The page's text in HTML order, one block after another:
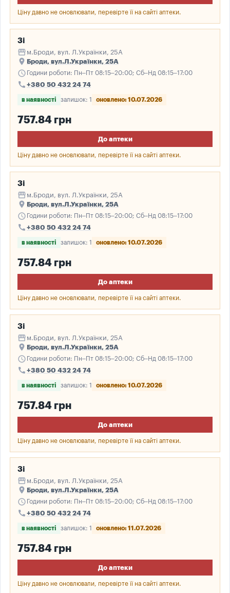
Ціну давно не оновлювали, перевірте її на сайті аптеки.
3і
storefront м.Броди, вул. Л.Українки, 25А
place Броди, вул.Л.Українки, 25А
schedule Години роботи: Пн–Пт 08:15–20:00; Сб–Нд 08:15–17:00
call +380 50 432 24 74
в наявності залишок: 1 оновлено: 10.07.2026
757.84 грн
До аптеки
Ціну давно не оновлювали, перевірте її на сайті аптеки.
3і
storefront м.Броди, вул. Л.Українки, 25А
place Броди, вул.Л.Українки, 25А
schedule Години роботи: Пн–Пт 08:15–20:00; Сб–Нд 08:15–17:00
call +380 50 432 24 74
в наявності залишок: 1 оновлено: 10.07.2026
757.84 грн
До аптеки
Ціну давно не оновлювали, перевірте її на сайті аптеки.
3і
storefront м.Броди, вул. Л.Українки, 25А
place Броди, вул.Л.Українки, 25А
schedule Години роботи: Пн–Пт 08:15–20:00; Сб–Нд 08:15–17:00
call +380 50 432 24 74
в наявності залишок: 1 оновлено: 10.07.2026
757.84 грн
До аптеки
Ціну давно не оновлювали, перевірте її на сайті аптеки.
3і
storefront м.Броди, вул. Л.Українки, 25А
place Броди, вул.Л.Українки, 25А
schedule Години роботи: Пн–Пт 08:15–20:00; Сб–Нд 08:15–17:00
call +380 50 432 24 74
в наявності залишок: 1 оновлено: 11.07.2026
757.84 грн
До аптеки
Ціну давно не оновлювали, перевірте її на сайті аптеки.